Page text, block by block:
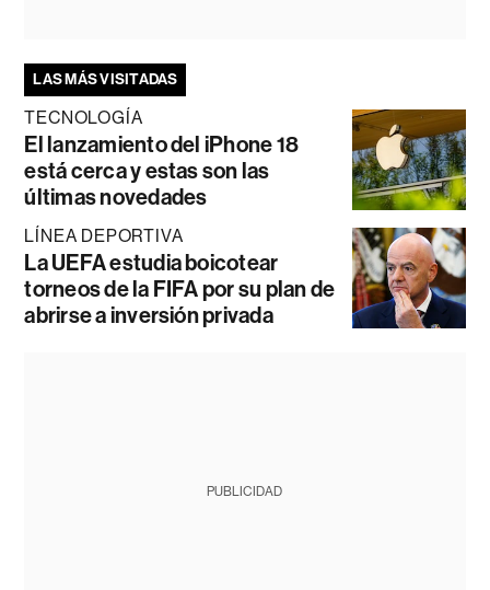
LAS MÁS VISITADAS
TECNOLOGÍA
El lanzamiento del iPhone 18
está cerca y estas son las
últimas novedades
LÍNEA DEPORTIVA
La UEFA estudia boicotear
torneos de la FIFA por su plan de
abrirse a inversión privada
PUBLICIDAD